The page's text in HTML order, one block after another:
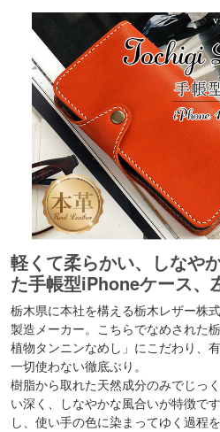
軽くて柔らかい、しなや
た手帳型iPhoneケース、
栃木県に本社を構える栃木レザー株
製造メーカー。こちらでなめされた
植物タンニンなめし」にこだわり、
一切使わない徹底ぶり。
樹脂から取れた天然成分のみでじっ
い深く、しなやかな風合いが特徴で
し、使い手の色に染まってゆく過程